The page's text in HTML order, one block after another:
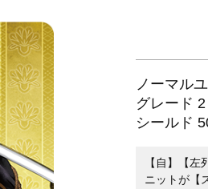
ノーマル
グレード 2
シールド
【自】【
ニットが【